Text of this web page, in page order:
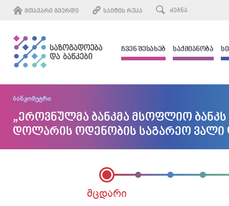
ᲛᲗᲐᲕᲐᲠᲘ ᲒᲕᲔᲠᲓᲘ ᲡᲐᲘᲢᲘᲡ ᲠᲣᲙᲐ
ᲩᲕᲔᲜ ᲨᲔᲡᲐᲮᲔᲑ ᲡᲐᲥᲛᲘᲐᲜᲝᲑᲐ
ბანკომეტრი
„ეროვნულმა ბანკმა მსოფლიო
დოლარის ოდენობის საგარეო ვალი
მცდარი